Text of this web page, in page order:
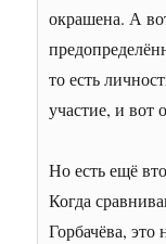
окрашена. А
то есть
участие, и вот
Но есть ещё
Когда
Горбачёва,